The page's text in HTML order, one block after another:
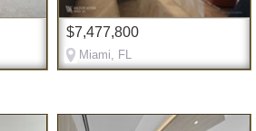
$7,477,800
Miami, FL